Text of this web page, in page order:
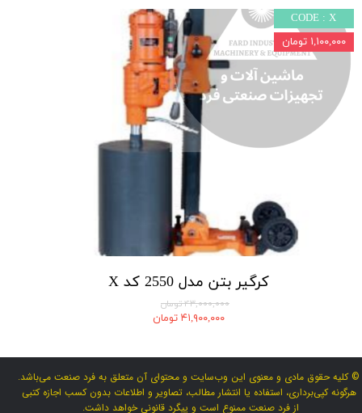
کرگیر بتن مدل 2550 کد X
۴۳,۰۰۰,۰۰۰ تومان
۴۱,۹۰۰,۰۰۰ تومان
CODE : X
۱,۱۰۰,۰۰۰ تومان
© کلیه حقوق مادی و معنوی این وب‌سایت و محتوای آن متعلق به فرد صنعت می‌باشد.
هرگونه کپی‌برداری، استفاده یا انتشار مطالب، تصاویر و اطلاعات بدون کسب اجازه کتبی
از فرد صنعت ممنوع است و پیگرد قانونی خواهد داشت.